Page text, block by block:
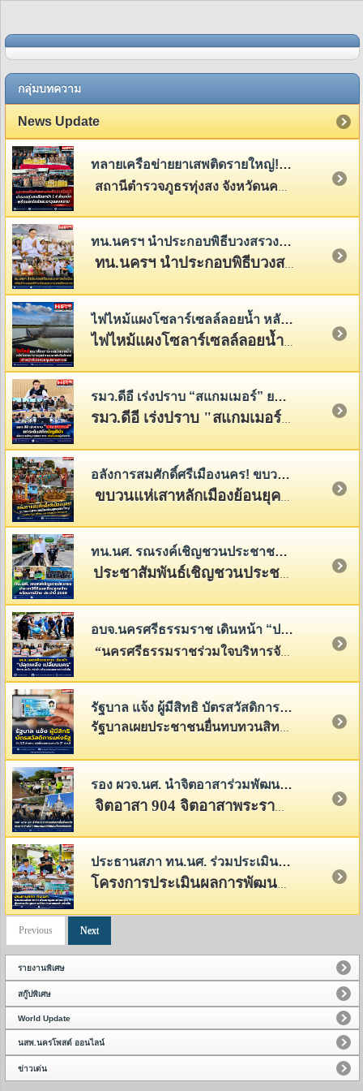
กลุ่มบทความ
News Update
ทลายเครือข่ายยาเสพติดรายใหญ่! ตำรวจทุ่งสงยึดยาบ้า 1.4 ล้านเม็ด พร้อมยาไอซ์และอาวุธสงคราม
สถานีตำรวจภูธรทุ่งสง จังหวัดนครศรีธรรมราช
ทน.นครฯ นำประกอบพิธีบวงสรวงศาลหลักเมือง แสดงพลังแห่งความศรัทธาที่มีต่อศาลหลักเมือง สิ่งศักดิ์สิทธิ์คู่บ้านคู่เมืองของชาวนครฯ
ทน.นครฯ นำประกอบพิธีบวงสรวงศาลหลักเมือง เสริมสิริมงคลแก่บ้านเมืองและชาวนครศรีธรรมราช
ไฟไหม้แผงโซลาร์เซลล์ลอยน้ำ หลังโรงพยาบาลศูนย์การแพทย์วลัยลักษณ์ เจ้าหน้าที่เร่งควบคุมสถานการณ์
รมว.ดีอี เร่งปราบ “สแกมเมอร์” ยกระดับสกัดบัญชีม้า เร่งคืนเงินผู้เสียหาย
รมว.ดีอี เร่งปราบ "สแกมเมอร์" ยกระดับสกัดบัญชีม้า เร่งคืนเงินให้ผู้เสียหายและสร้างภูมิคุ้มกันให้ประชาชนจากภัยออนไลน์
อลังการสมศักดิ์ศรีเมืองนคร! ขบวนแห่เสาหลักเมืองย้อนยุคสุดยิ่งใหญ่ สืบสานศิลป์ ศรัทธา และอารยธรรมเมืองนคร
ขบวนแห่เสาหลักเมืองย้อนยุคอย่างยิ่งใหญ่ จาก
ทน.นศ. รณรงค์เชิญชวนประชาชนชำระภาษีที่ดินและสิ่งปลูกสร้าง พร้อมภาษีป้าย ประจำปี 2569
ประชาสัมพันธ์เชิญชวนประชาชนผู้มีหน้าที่เสียภาษีที่ดินและสิ่งปลูกสร้าง รวมทั้งภาษีป้าย ให้ดำเนินการชำระภาษีภายในระยะเวลาที่กฎหมายกำหนด
อบจ.นครศรีธรรมราช เดินหน้า “ปลุกพลัง เปลี่ยนนคร” จัดการขยะในแหล่งน้ำ สร้างชุมชนสะอาดอย่างยั่งยืน
“นครศรีธรรมราชร่วมใจบริหารจัดการขยะอย่างยั่งยืน (ปลุกพลัง เปลี่ยนนคร)”
รัฐบาล แจ้ง ผู้มีสิทธิ บัตรสวัสดิการแห่งรัฐ อีก 5.2 ล้านคน เร่งยื่นทบทวนภายใน 31 ส.ค.นี้
รอง ผวจ.นศ. นำจิตอาสาร่วมพัฒนาพื้นที่รอบวัดพระมหาธาตุฯ ครั้งที่ 4 เตรียมพร้อมต้อนรับนักท่องเที่ยวแหล่งมรดกโลก
จิตอาสา 904 จิตอาสาพระราชทานภาคประชาชน และภาคีเครือข่ายจากเทศบาลนครนครศรีธรรมราช ร่วมกิจกรรมทำความสะอาด เก็บขยะ และฉีดล้างพื้นที่ภายในบริเวณ
ประธานสภา ทน.นศ. ร่วมประเมินผลการพัฒนาชุมชนการเคหะ 1 มุ่งยกระดับคุณภาพชีวิตประชาชนอย่างยั่งยืน
โครงการประเมินผลการพัฒนาชุมชนการเคหะ 1 ตามกรอบการประเมิน 4 มิติ ภายใต้โครงการพัฒนาชุมชนในด้านต่าง ๆ เพื่อส่งเสริมและยกระดับการพัฒนาชุมชนอย่างเป็นระบบ
Previous Next
รายงานพิเศษ
สกู๊ปพิเศษ
World Update
นสพ.นครโพสต์ ออนไลน์
ข่าวเด่น